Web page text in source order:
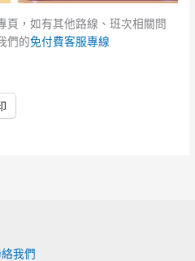
頁，如有其他路線、班次相關問
們的免付費客服專線
我們